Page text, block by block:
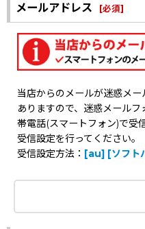
メールアドレス [必須]
当店からのメールが迷惑メ
ありますので、迷惑メール
帯電話(スマートフォン)で受
受信設定を行ってください。
受信設定方法： [au] [ソフト